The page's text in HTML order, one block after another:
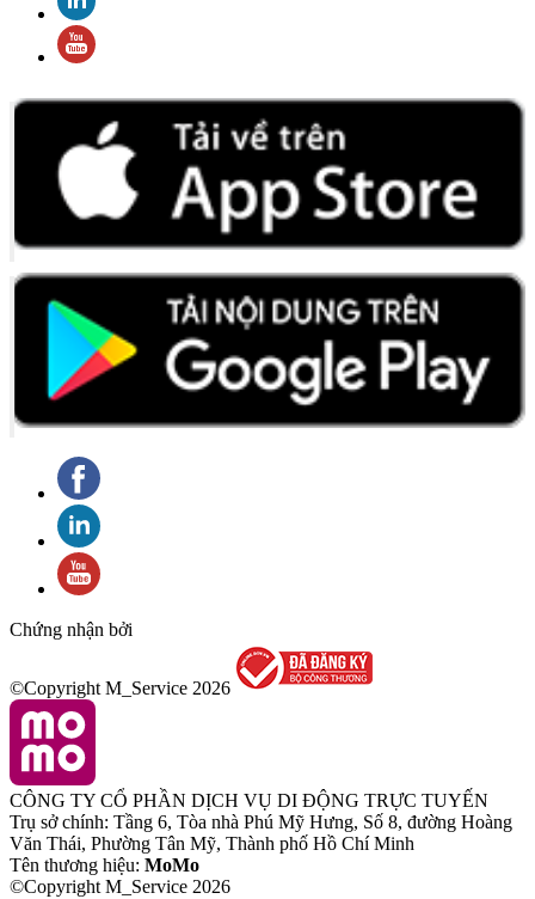
Chứng nhận bởi
©Copyright M_Service 2026
CÔNG TY CỔ PHẦN DỊCH VỤ DI ĐỘNG TRỰC TUYẾN
Trụ sở chính: Tầng 6, Tòa nhà Phú Mỹ Hưng, Số 8, đường Hoàng
Văn Thái, Phường Tân Mỹ, Thành phố Hồ Chí Minh
Tên thương hiệu: MoMo
©Copyright M_Service 2026